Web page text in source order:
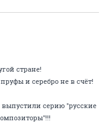
стране!
и серебро не в счёт!
серию "русские